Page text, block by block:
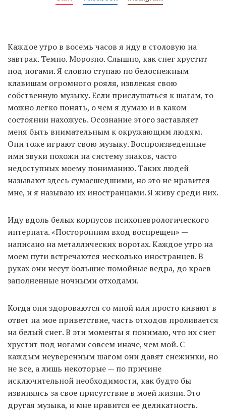
Каждое утро в восемь часов я иду в столовую на
завтрак. Темно. Морозно. Слышно, как снег хрустит
под ногами. Я словно ступаю по белоснежным
клавишам огромного рояля, извлекая свою
собственную музыку. Если прислушаться к шагам, то
можно легко понять, о чем я думаю и в каком
состоянии нахожусь. Осознание этого заставляет
меня быть внимательным к окружающим людям.
Они тоже играют свою музыку. Воспроизведенные
ими звуки похожи на систему знаков, часто
недоступных моему пониманию. Таких людей
называют здесь сумасшедшими, но это не нравится
мне, и я называю их иностранцами. Я живу среди них.
Иду вдоль белых корпусов психоневрологического
интерната. «Посторонним вход воспрещен» —
написано на металлических воротах. Каждое утро на
моем пути встречаются несколько иностранцев. В
руках они несут большие помойные ведра, до краев
заполненные ночными отходами.
Когда они здороваются со мной или просто кивают в
ответ на мое приветствие, часть отходов проливается
на белый снег. В эти моменты я понимаю, что их снег
хрустит под ногами совсем иначе, чем мой. С
каждым неуверенным шагом они давят снежинки, но
не все, а лишь некоторые — по причине
исключительной необходимости, как будто бы
извиняясь за свое присутствие в моей жизни. Это
другая музыка, и мне нравится ее деликатность.